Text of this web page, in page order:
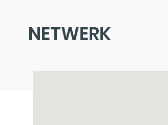
NETWERK